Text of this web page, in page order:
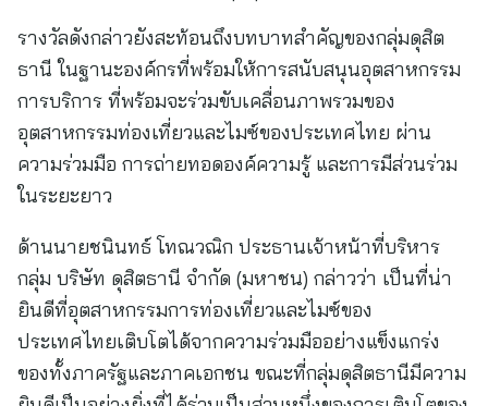
รางวัลดังกล่าวยังสะท้อนถึงบทบาทสำคัญของกลุ่มดุสิต
ธานี ในฐานะองค์กรที่พร้อมให้การสนับสนุนอุตสาหกรรม
การบริการ ที่พร้อมจะร่วมขับเคลื่อนภาพรวมของ
อุตสาหกรรมท่องเที่ยวและไมซ์ของประเทศไทย ผ่าน
ความร่วมมือ การถ่ายทอดองค์ความรู้ และการมีส่วนร่วม
ในระยะยาว
ด้านนายชนินทธ์ โทณวณิก ประธานเจ้าหน้าที่บริหาร
กลุ่ม บริษัท ดุสิตธานี จำกัด (มหาชน) กล่าวว่า เป็นที่น่า
ยินดีที่อุตสาหกรรมการท่องเที่ยวและไมซ์ของ
ประเทศไทยเติบโตได้จากความร่วมมืออย่างแข็งแกร่ง
ของทั้งภาครัฐและภาคเอกชน ขณะที่กลุ่มดุสิตธานีมีความ